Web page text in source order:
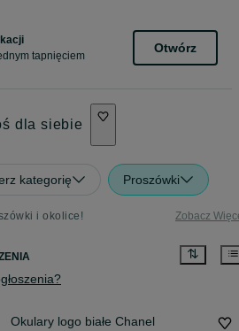
tapnięciem
Otwórz
dla siebie
kategorię Proszówki
i okolice! Zobacz
Okulary logo białe Chanel